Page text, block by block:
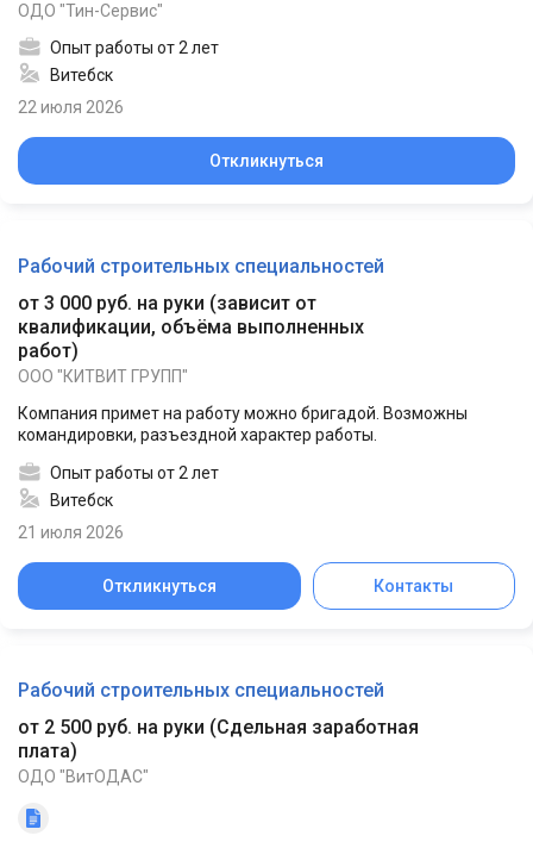
ОДО "Тин-Сервис"
Опыт работы от 2 лет
Витебск
22 июля 2026
Откликнуться
Рабочий строительных специальностей
от 3 000 руб. на руки (зависит от
квалификации, объёма выполненных
работ)
ООО "КИТВИТ ГРУПП"
Компания примет на работу можно бригадой. Возможны
командировки, разъездной характер работы.
Опыт работы от 2 лет
Витебск
21 июля 2026
Откликнуться Контакты
Рабочий строительных специальностей
от 2 500 руб. на руки (Сдельная заработная
плата)
ОДО "ВитОДАС"